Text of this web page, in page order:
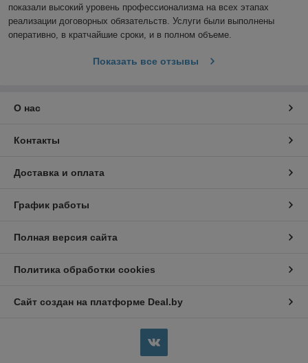
показали высокий уровень профессионализма на всех этапах
реализации договорных обязательств. Услуги были выполнены
оперативно, в кратчайшие сроки, и в полном объеме.
Показать все отзывы
О нас
Контакты
Доставка и оплата
График работы
Полная версия сайта
Политика обработки cookies
Сайт создан на платформе Deal.by